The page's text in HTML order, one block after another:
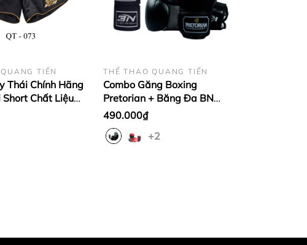
TIẾN
Thái Chính Hãng
Chất Liệu
| TKB đen cổ
THỂ THAO QUANG TIẾN
Combo Găng Boxing
Pretorian + Băng Đa BN
Chính Hãng
490.000₫
+2